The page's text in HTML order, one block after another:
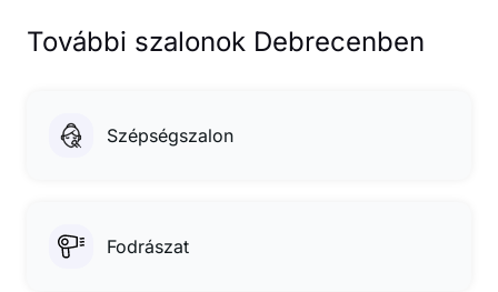
További szalonok Debrecenben
Szépségszalon
Fodrászat